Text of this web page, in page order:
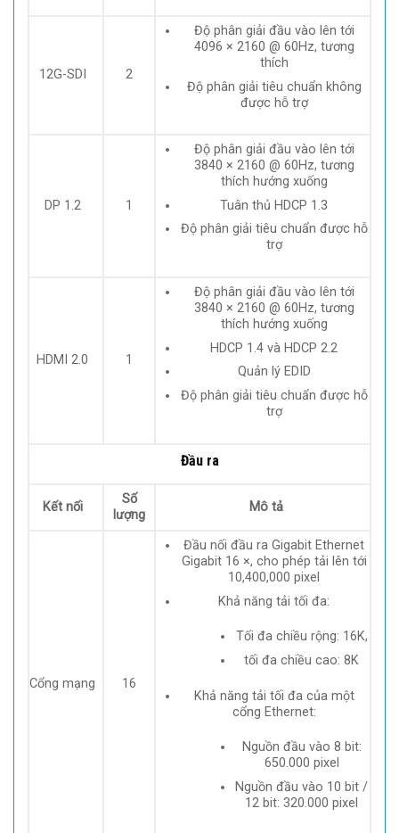
12G-SDI 2
Độ phân giải đầu vào lên tới
4096 × 2160 @ 60Hz, tương
thích
Độ phân giải tiêu chuẩn không
được hỗ trợ
DP 1.2 1
Độ phân giải đầu vào lên tới
3840 × 2160 @ 60Hz, tương
thích hướng xuống
Tuân thủ HDCP 1.3
Độ phân giải tiêu chuẩn được hỗ
trợ
HDMI 2.0 1
Độ phân giải đầu vào lên tới
3840 × 2160 @ 60Hz, tương
thích hướng xuống
HDCP 1.4 và HDCP 2.2
Quản lý EDID
Độ phân giải tiêu chuẩn được hỗ
trợ
Đầu ra
Kết nối
Số
lượng
Mô tả
Cổng mạng 16
Đầu nối đầu ra Gigabit Ethernet
Gigabit 16 ×, cho phép tải lên tới
10,400,000 pixel
Khả năng tải tối đa:
Tối đa chiều rộng: 16K,
tối đa chiều cao: 8K
Khả năng tải tối đa của một
cổng Ethernet:
Nguồn đầu vào 8 bit:
650.000 pixel
Nguồn đầu vào 10 bit /
12 bit: 320.000 pixel